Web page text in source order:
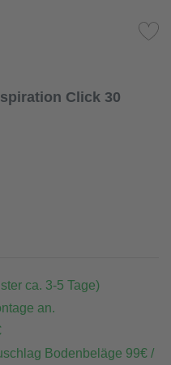
Click 30
ca. 3-5 Tage)
an.
Bodenbeläge 99€ /